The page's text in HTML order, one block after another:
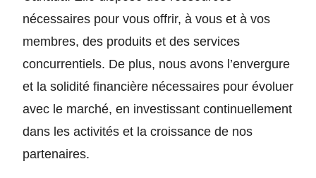
nécessaires pour vous offrir, à vous et à vos
membres, des produits et des services
concurrentiels. De plus, nous avons l’envergure
et la solidité financière nécessaires pour évoluer
avec le marché, en investissant continuellement
dans les activités et la croissance de nos
partenaires.